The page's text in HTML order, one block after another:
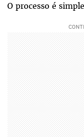
O processo é